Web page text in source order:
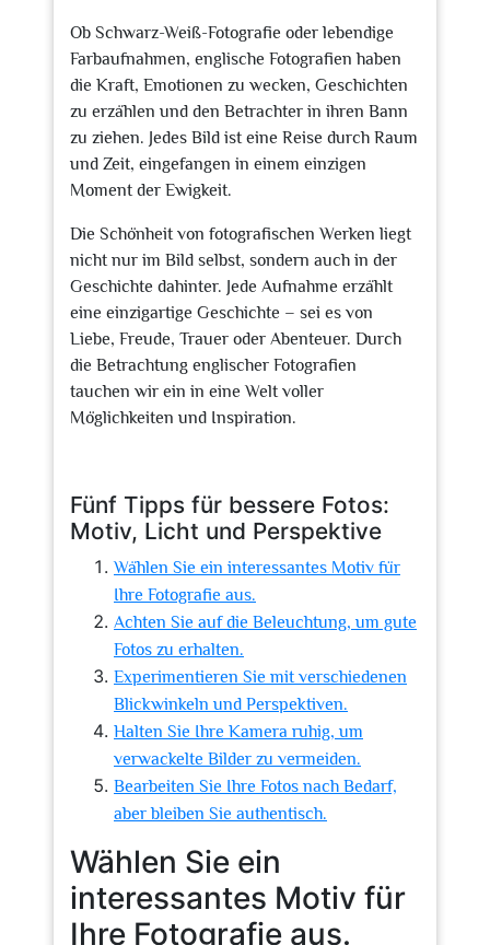
Ob Schwarz-Weiß-Fotografie oder lebendige
Farbaufnahmen, englische Fotografien haben
die Kraft, Emotionen zu wecken, Geschichten
zu erzählen und den Betrachter in ihren Bann
zu ziehen. Jedes Bild ist eine Reise durch Raum
und Zeit, eingefangen in einem einzigen
Moment der Ewigkeit.
Die Schönheit von fotografischen Werken liegt
nicht nur im Bild selbst, sondern auch in der
Geschichte dahinter. Jede Aufnahme erzählt
eine einzigartige Geschichte – sei es von
Liebe, Freude, Trauer oder Abenteuer. Durch
die Betrachtung englischer Fotografien
tauchen wir ein in eine Welt voller
Möglichkeiten und Inspiration.
Fünf Tipps für bessere Fotos:
Motiv, Licht und Perspektive
Wählen Sie ein interessantes Motiv für
Ihre Fotografie aus.
Achten Sie auf die Beleuchtung, um gute
Fotos zu erhalten.
Experimentieren Sie mit verschiedenen
Blickwinkeln und Perspektiven.
Halten Sie Ihre Kamera ruhig, um
verwackelte Bilder zu vermeiden.
Bearbeiten Sie Ihre Fotos nach Bedarf,
aber bleiben Sie authentisch.
Wählen Sie ein
interessantes Motiv für
Ihre Fotografie aus.